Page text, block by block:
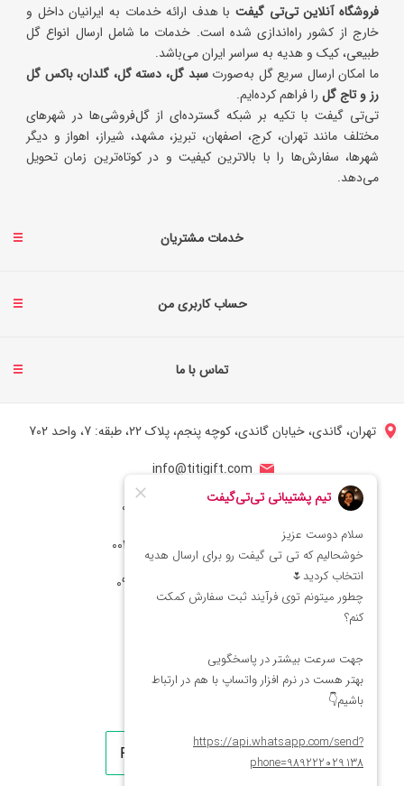
فروشگاه آنلاین تی‌تی گیفتبا هدف ارائه خدمات به ایرانیان داخل و
خارج از کشور راه‌اندازی شده است. خدمات ما شامل ارسال انواع گل
طبیعی، کیک و هدیه به سراسر ایران می‌باشد.
ما امکان ارسال سریع گل به‌صورتسبد گل، دسته گل، گلدان، باکس گل
رز و تاج گل را فراهم کرده‌ایم.
تی‌تی گیفت با تکیه بر شبکه گسترده‌ای از گل‌فروشی‌ها در شهرهای
مختلف مانند تهران، کرج، اصفهان، تبریز، مشهد، شیراز، اهواز و دیگر
شهرها، سفارش‌ها را با بالاترین کیفیت و در کوتاه‌ترین زمان تحویل
می‌دهد.
خدمات مشتریان
حساب کاربری من
تماس با ما
تهران، گاندی، خیابان گاندی، کوچه پنجم، پلاک 22، طبقه: 7، واحد 702
info@titigift.com
شماره تماس ایران: 02166066403
شماره تماس آمریکا: 0014088054942